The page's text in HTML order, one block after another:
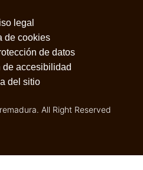
legal
de cookies
de datos
de accesibilidad
del sitio
All Right Reserved